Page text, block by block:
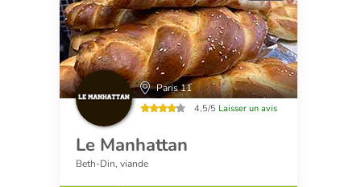
Paris 11
4,5/5 Laisser un avis
Le Manhattan
Beth-Din, viande